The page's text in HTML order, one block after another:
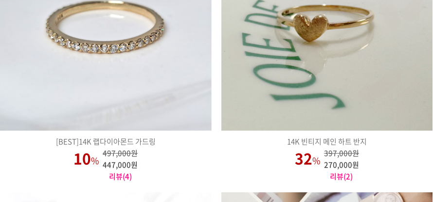
[BEST]14K 랩다이아몬드 가드링
10%
497,000원
447,000원
리뷰(4)
14K 빈티지 메인 하트 반지
32%
397,000원
270,000원
리뷰(2)